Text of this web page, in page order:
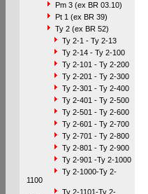
Pm 3 (ex BR 03.10)
Pt 1 (ex BR 39)
Ty 2 (ex BR 52)
Ty 2-1 - Ty 2-13
Ty 2-14 - Ty 2-100
Ty 2-101 - Ty 2-200
Ty 2-201 - Ty 2-300
Ty 2-301 - Ty 2-400
Ty 2-401 - Ty 2-500
Ty 2-501 - Ty 2-600
Ty 2-601 - Ty 2-700
Ty 2-701 - Ty 2-800
Ty 2-801 - Ty 2-900
Ty 2-901 -Ty 2-1000
Ty 2-1000-Ty 2-
1100
Ty 2-1101-Ty 2-